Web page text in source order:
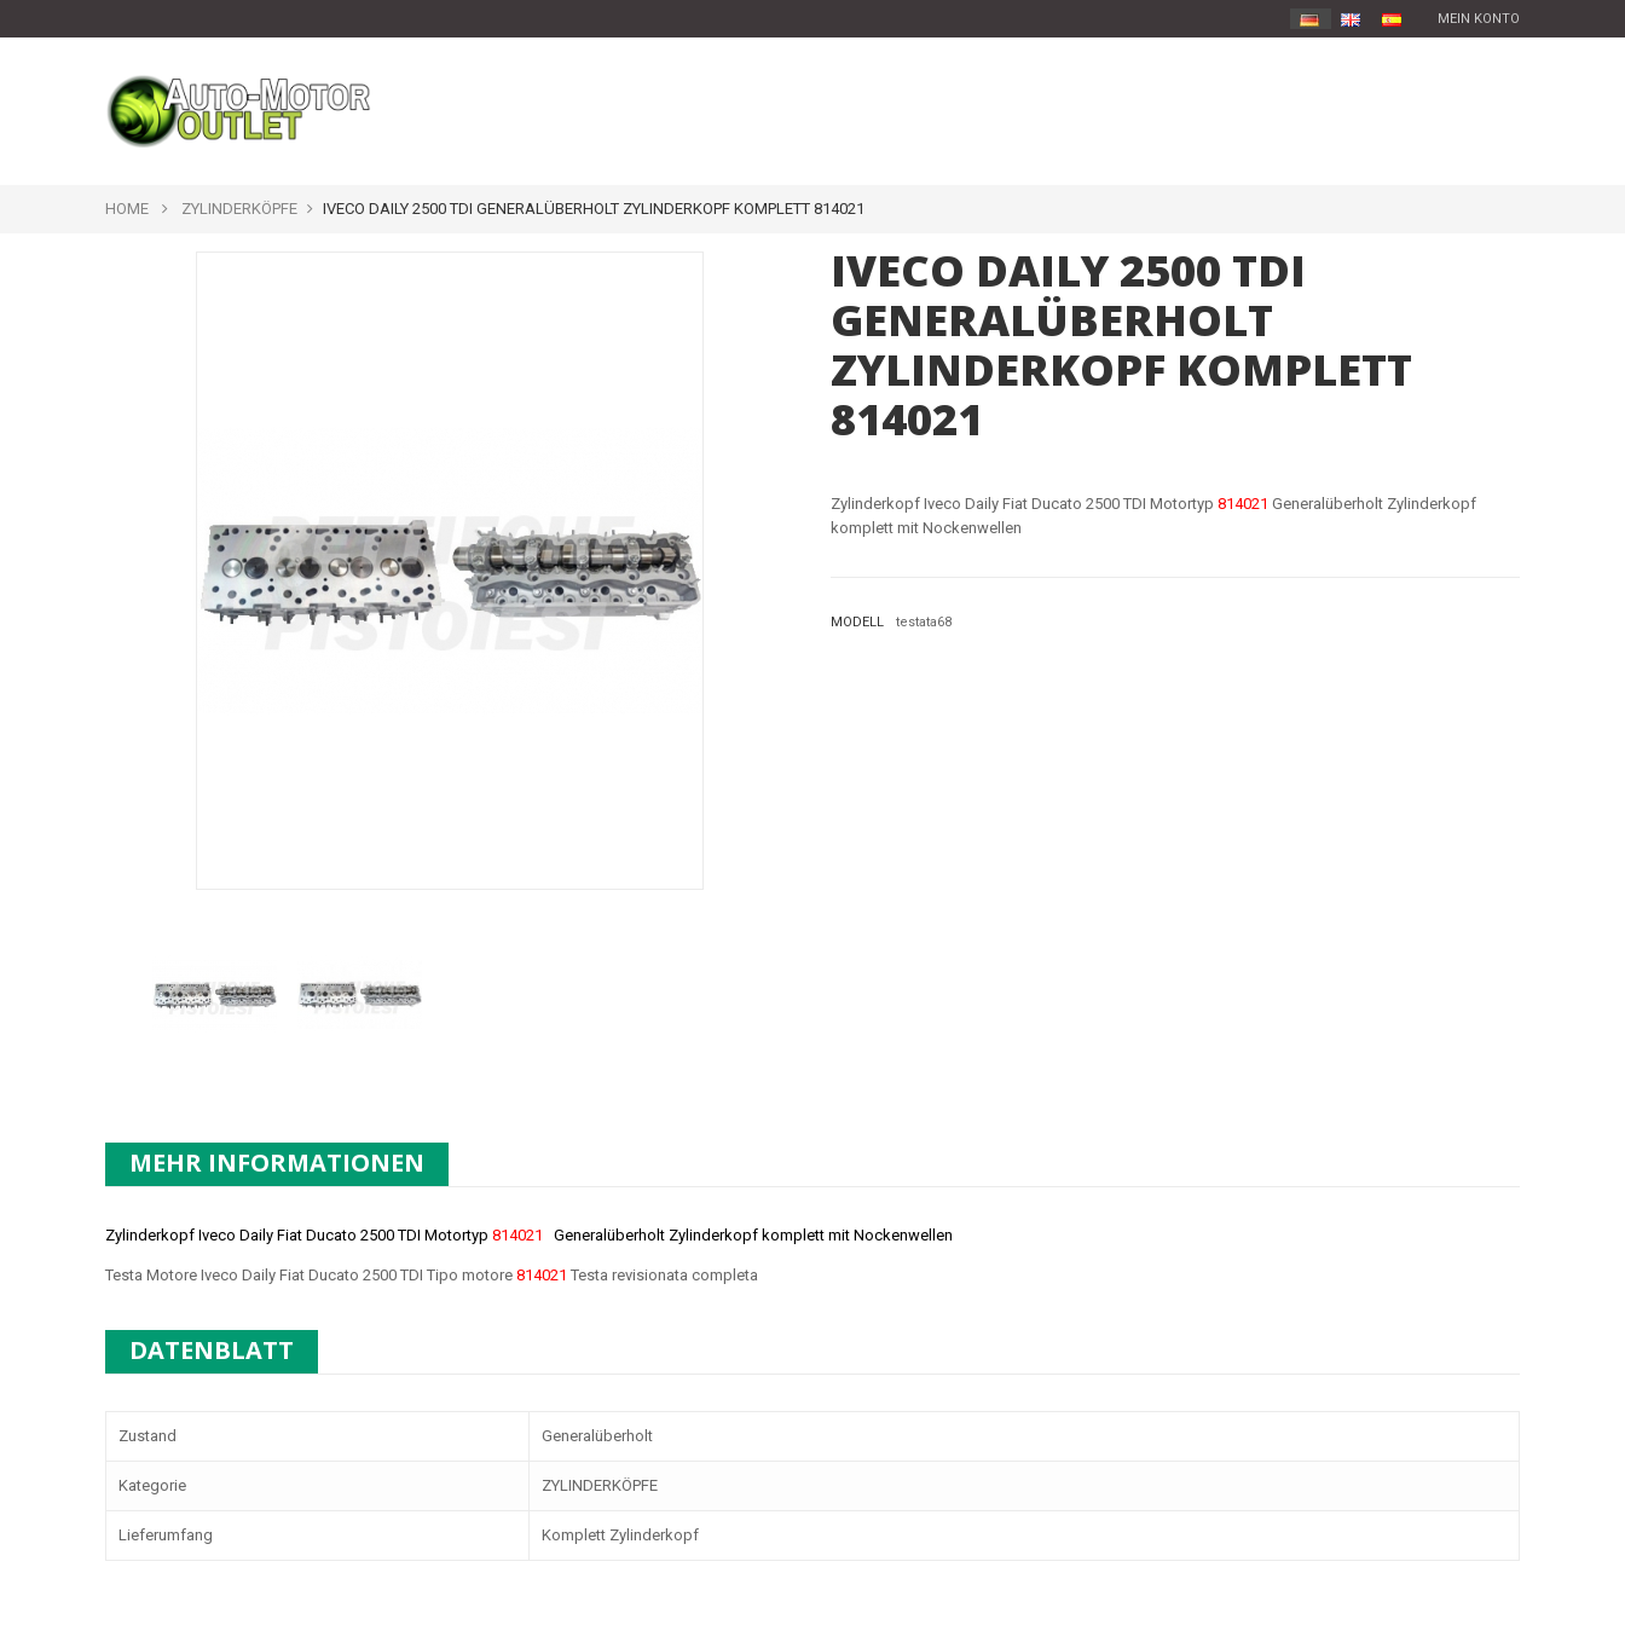
MEIN KONTO
HOME ZYLINDERKÖPFE IVECO DAILY 2500 TDI GENERALÜBERHOLT ZYLINDERKOPF KOMPLETT 814021
IVECO DAILY 2500 TDI
GENERALÜBERHOLT
ZYLINDERKOPF KOMPLETT
814021
Zylinderkopf Iveco Daily Fiat Ducato 2500 TDI Motortyp 814021 Generalüberholt Zylinderkopf
komplett mit Nockenwellen
MODELL testata68
MEHR INFORMATIONEN
Zylinderkopf Iveco Daily Fiat Ducato 2500 TDI Motortyp 814021 Generalüberholt Zylinderkopf komplett mit Nockenwellen
Testa Motore Iveco Daily Fiat Ducato 2500 TDI Tipo motore 814021 Testa revisionata completa
DATENBLATT
Zustand Generalüberholt
Kategorie ZYLINDERKÖPFE
Lieferumfang Komplett Zylinderkopf